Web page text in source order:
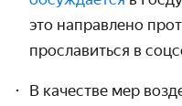
это направлено
прославиться в
В качестве мер